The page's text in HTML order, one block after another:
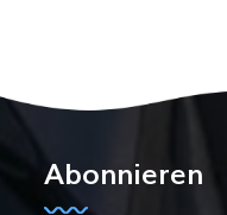
Abonnieren